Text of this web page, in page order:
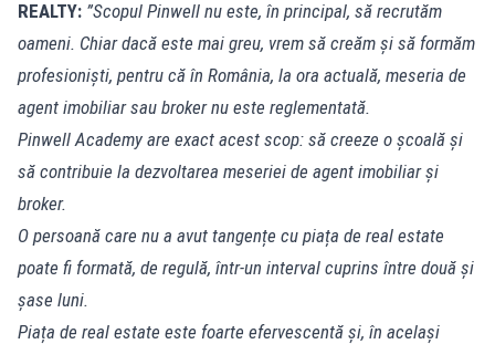
REALTY: ”Scopul Pinwell nu este, în principal, să recrutăm
oameni. Chiar dacă este mai greu, vrem să creăm și să formăm
profesioniști, pentru că în România, la ora actuală, meseria de
agent imobiliar sau broker nu este reglementată.
Pinwell Academy are exact acest scop: să creeze o școală și
să contribuie la dezvoltarea meseriei de agent imobiliar și
broker.
O persoană care nu a avut tangențe cu piața de real estate
poate fi formată, de regulă, într-un interval cuprins între două și
șase luni.
Piața de real estate este foarte efervescentă și, în același